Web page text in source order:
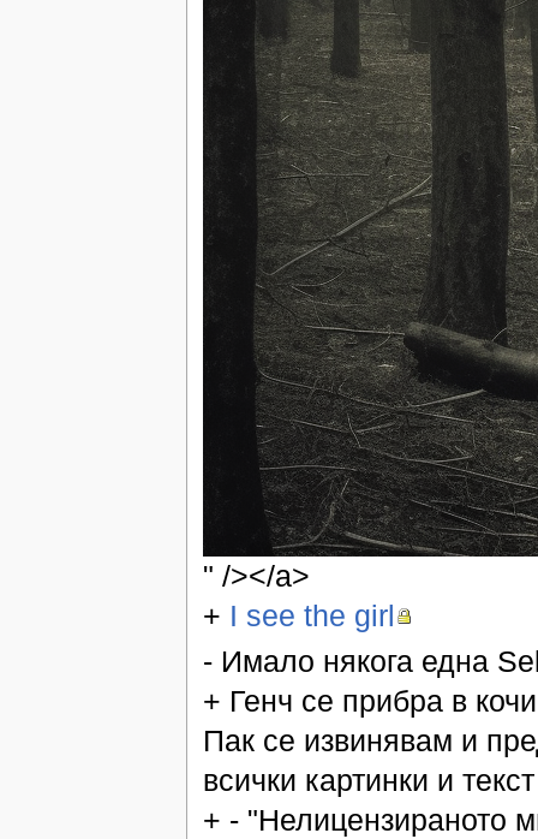
" /></a>
+ I see the girl
- Имало някога една
+ Генч се прибра в
Пак се извинявам и
всички картинки и
+ - "Нелицензираното